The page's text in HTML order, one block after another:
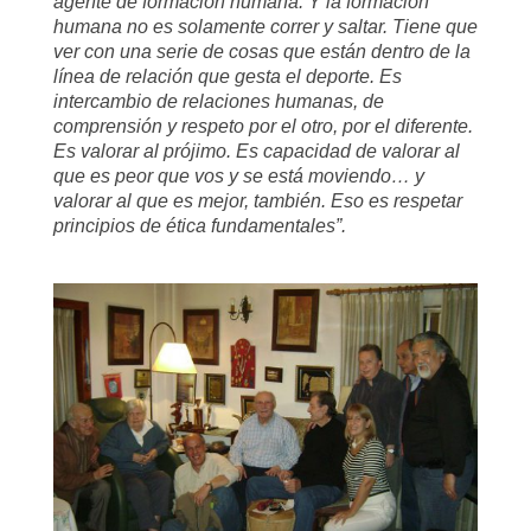
humana no es solamente correr y saltar. Tiene que
ver con una serie de cosas que están dentro de la
línea de relación que gesta el deporte. Es
intercambio de relaciones humanas, de
comprensión y respeto por el otro, por el diferente.
Es valorar al prójimo. Es capacidad de valorar al
que es peor que vos y se está moviendo… y
valorar al que es mejor, también. Eso es respetar
principios de ética fundamentales”.